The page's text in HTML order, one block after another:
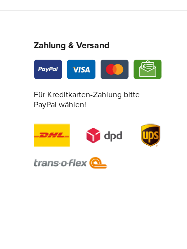
Zahlung & Versand
Für Kreditkarten-Zahlung bitte
PayPal wählen!